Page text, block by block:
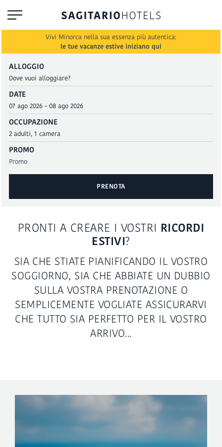
Vivi Minorca nella sua essenza più autentica:
le tue vacanze estive iniziano qui
ALLOGGIO
DATE
OCCUPAZIONE
PROMO
PRENOTA
PRONTI A CREARE I VOSTRI RICORDI
ESTIVI?
SIA CHE STIATE PIANIFICANDO IL VOSTRO
SOGGIORNO, SIA CHE ABBIATE UN DUBBIO
SULLA VOSTRA PRENOTAZIONE O
SEMPLICEMENTE VOGLIATE ASSICURARVI
CHE TUTTO SIA PERFETTO PER IL VOSTRO
ARRIVO...